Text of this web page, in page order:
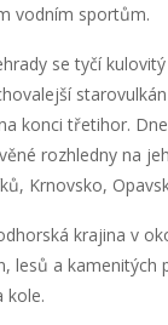
vodním sportům.
se tyčí
konci třetihor.
rozhledny na
Krnovsko,
krajina v
lesů a kamenitých
kole.